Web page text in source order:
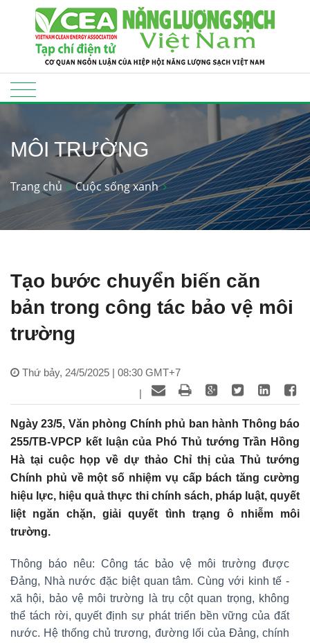
MÔI TRƯỜNG
Trang chủ Cuộc sống xanh
Tạo bước chuyển biến căn
bản trong công tác bảo vệ môi
trường
Thứ bảy, 24/5/2025 | 08:30 GMT+7
|
Ngày 23/5, Văn phòng Chính phủ ban hành Thông báo
255/TB-VPCP kết luận của Phó Thủ tướng Trần Hồng
Hà tại cuộc họp về dự thảo Chỉ thị của Thủ tướng
Chính phủ về một số nhiệm vụ cấp bách tăng cường
hiệu lực, hiệu quả thực thi chính sách, pháp luật, quyết
liệt ngăn chặn, giải quyết tình trạng ô nhiễm môi
trường.
Thông báo nêu: Công tác bảo vệ môi trường được
Đảng, Nhà nước đặc biệt quan tâm. Cùng với kinh tế -
xã hội, bảo vệ môi trường là trụ cột quan trọng, không
thể tách rời, quyết định sự phát triển bền vững của đất
nước. Hệ thống chủ trương, đường lối của Đảng, chính